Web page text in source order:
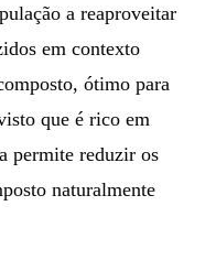
a reaproveitar
em contexto
ótimo para
que é rico em
permite reduzir os
naturalmente